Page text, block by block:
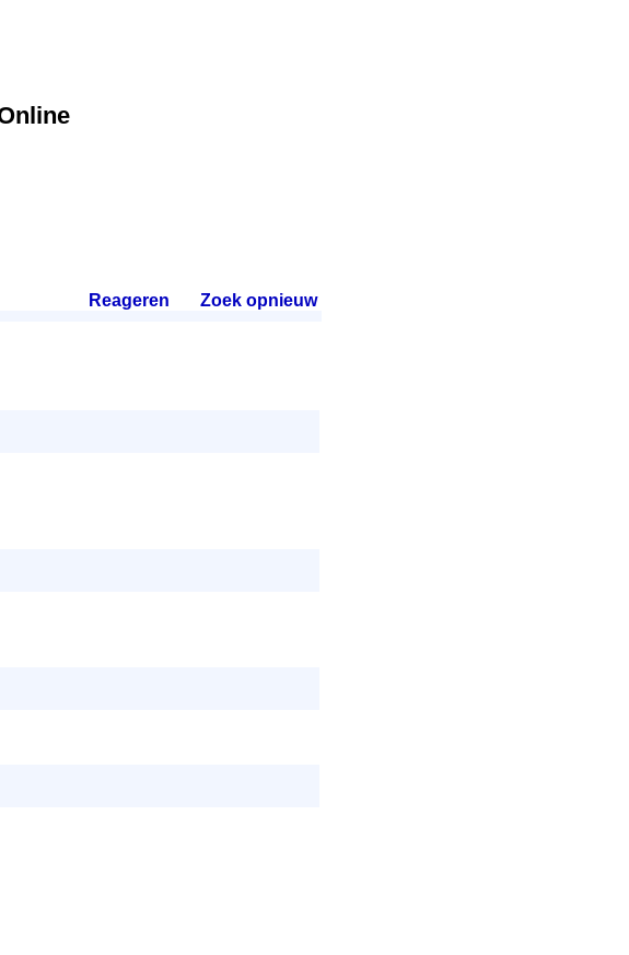
Reageren Zoek opnieuw.